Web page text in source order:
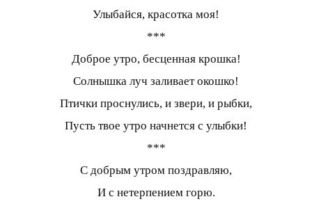
Улыбайся, красотка моя!
***
Доброе утро, бесценная крошка!
Солнышка луч заливает окошко!
Птички проснулись, и звери, и рыбки,
Пусть твое утро начнется с улыбки!
***
С добрым утром поздравляю,
И с нетерпением горю.